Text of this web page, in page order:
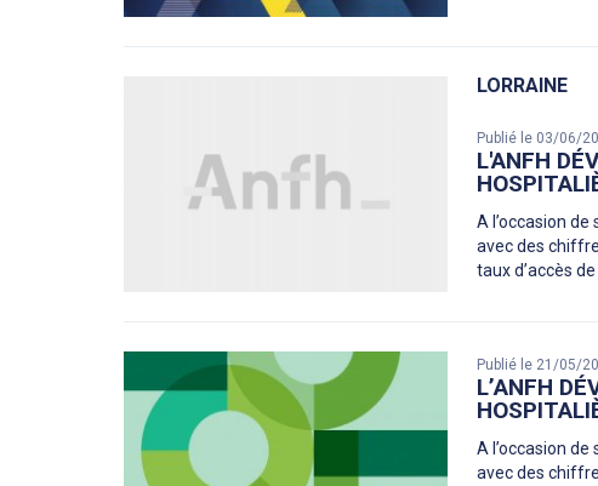
LORRAINE
Publié le 03/06/
L'ANFH
A l’occasion de
avec des
taux d’accès
Publié le 21/05/
L’ANFH
A l’occasion de
avec des